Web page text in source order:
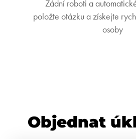
Žádní roboti a
položte otázku a získejte
osoby
Objednat